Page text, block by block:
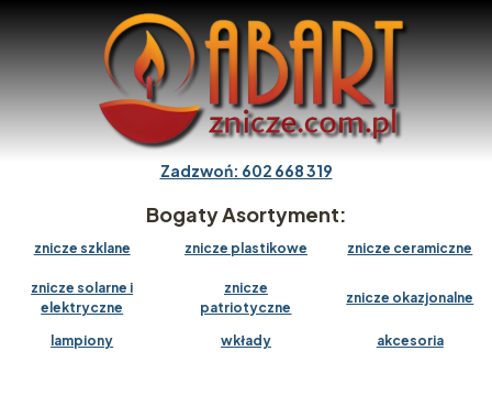
Zadzwoń: 602 668 319
Bogaty Asortyment:
znicze szklane znicze plastikowe znicze ceramiczne
znicze solarne i
elektryczne
znicze
patriotyczne
znicze okazjonalne
lampiony wkłady akcesoria